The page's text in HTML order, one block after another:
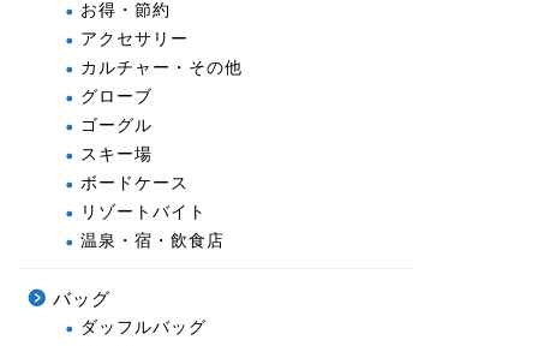
お得・節約
アクセサリー
カルチャー・その他
グローブ
ゴーグル
スキー場
ボードケース
リゾートバイト
温泉・宿・飲食店
バッグ
ダッフルバッグ